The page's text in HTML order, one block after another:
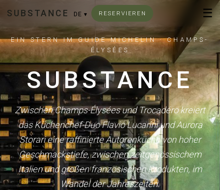
SUBSTANCE DE ▾ RESERVIEREN ☰
EIN STERN IM GUIDE MICHELIN · CHAMPS-
ÉLYSÉES
SUBSTANCE
Zwischen Champs-Élysées und Trocadéro kreiert
das Küchenchef-Duo Flavio Lucarini und Aurora
Storari eine raffinierte Autorenküche von hoher
Geschmackstiefe, zwischen zeitgenössischem
Italien und großen französischen Produkten, im
Wandel der Jahreszeiten.